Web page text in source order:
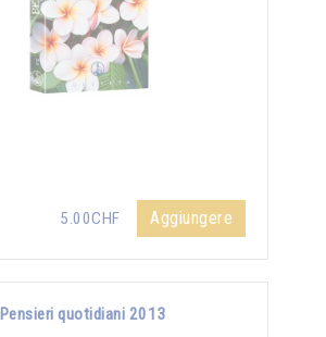
5.00CHF Aggiungere
Pensieri quotidiani 2013